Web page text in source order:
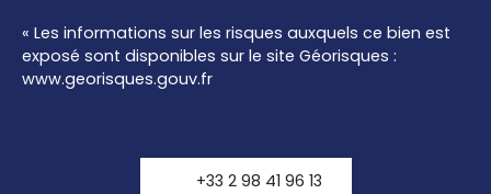
« Les informations sur les risques auxquels ce bien est
exposé sont disponibles sur le site Géorisques :
www.georisques.gouv.fr
+33 2 98 41 96 13